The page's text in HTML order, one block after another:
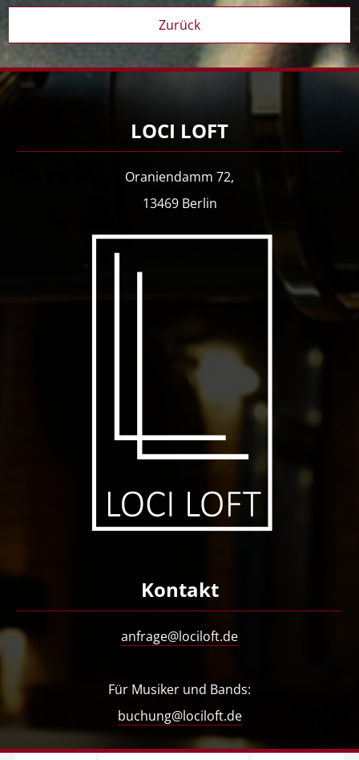
Zurück
LOCI LOFT
Oraniendamm 72,
13469 Berlin
Kontakt
anfrage@lociloft.de
Für Musiker und Bands:
buchung@lociloft.de